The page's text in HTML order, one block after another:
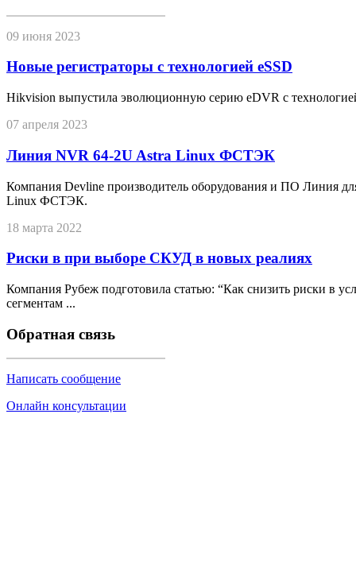
09 июня 2023
Новые регистраторы с технологией eSSD
Hikvision выпустила эволюционную серию eDVR с
07 апреля 2023
Линия NVR 64-2U Astra Linux ФСТЭК
Компания Devline производитель оборудования и ПО Линия
Linux ФСТЭК.
18 марта 2022
Риски в при выборе СКУД в новых реалиях
Компания Рубеж подготовила статью: “Как снизить риски в
сегментам ...
Обратная связь
Написать сообщение
Онлайн консультации